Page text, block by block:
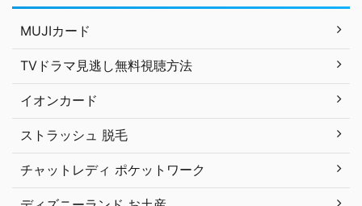
MUJIカード
TVドラマ見逃し無料視聴方法
イオンカード
ストラッシュ 脱毛
チャットレディ ポケットワーク